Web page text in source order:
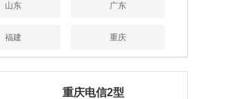
山东 广东
福建 重庆
重庆电信2型